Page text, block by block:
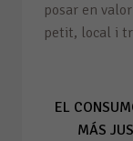
posar en
petit, local i
EL
MÁS